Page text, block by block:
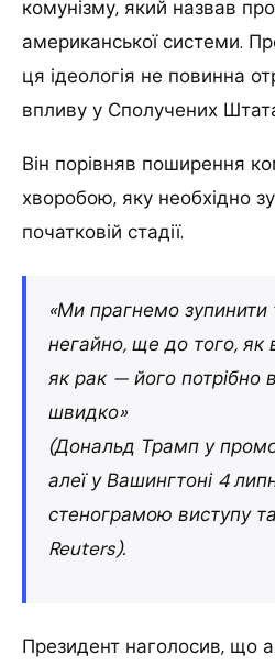
комунізму, який назвав
американської системи.
ця ідеологія не повинна
впливу у Сполучених
Він порівняв поширення
хворобою, яку необхідно
початковій стадії.
«Ми прагнемо зупинити
негайно, ще до того, як
як рак — його потрібно
швидко»
(Дональд Трамп у
алеї у Вашингтоні 4
стенограмою виступу
Reuters).
Президент наголосив, що